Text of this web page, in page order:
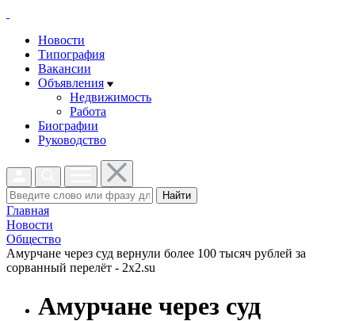
Новости
Типография
Вакансии
Объявления
Недвижимость
Работа
Биографии
Руководство
Найти
Главная
Новости
Общество
Амурчане через суд вернули более 100 тысяч рублей за
сорванный перелёт - 2x2.su
Амурчане через суд